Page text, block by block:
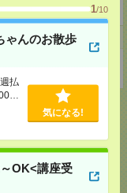
1/10
ゃんのお散歩
払
円
気になる!
OK<講座受